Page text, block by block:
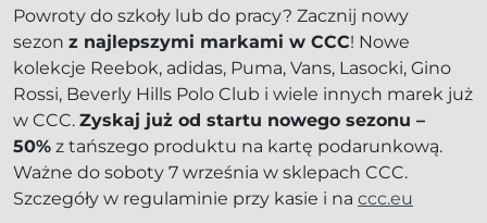
Powroty do szkoły lub do pracy? Zacznij nowy
sezon z najlepszymi markami w CCC! Nowe
kolekcje Reebok, adidas, Puma, Vans, Lasocki, Gino
Rossi, Beverly Hills Polo Club i wiele innych marek już
w CCC. Zyskaj już od startu nowego sezonu –
50% z tańszego produktu na kartę podarunkową.
Ważne do soboty 7 września w sklepach CCC.
Szczegóły w regulaminie przy kasie i na ccc.eu